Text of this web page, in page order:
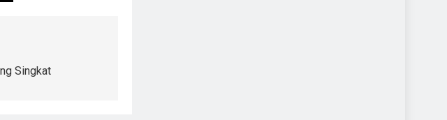
Singkat